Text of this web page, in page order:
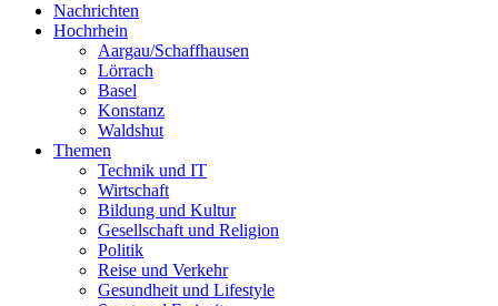
Nachrichten
Hochrhein
Aargau/Schaffhausen
Lörrach
Basel
Konstanz
Waldshut
Themen
Technik und IT
Wirtschaft
Bildung und Kultur
Gesellschaft und Religion
Politik
Reise und Verkehr
Gesundheit und Lifestyle